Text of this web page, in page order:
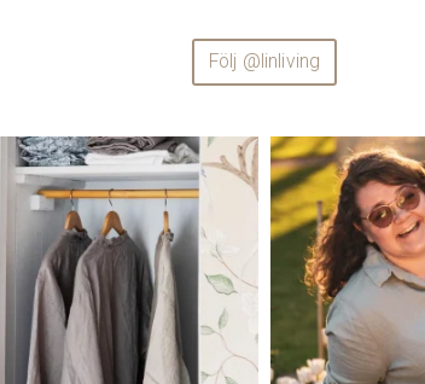
Följ @linliving
linliving
Jul 23